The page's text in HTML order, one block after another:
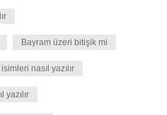
Bayram üzeri bitişik mi
nasıl yazılır
yazılır